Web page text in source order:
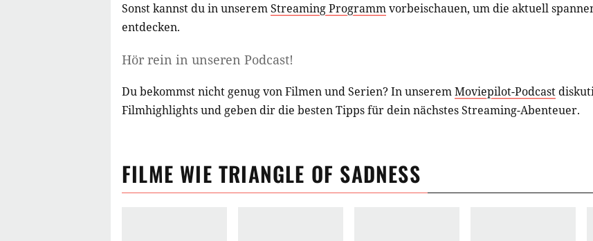
Sonst kannst du in unseremStreaming Programmvorbeischauen, um die aktuell
entdecken.
Hör rein in unseren Podcast!
Du bekommst nicht genug von Filmen und Serien? In unseremMoviepilot-Podcast
Filmhighlights und geben dir die besten Tipps für dein nächstes Streaming-Abenteuer.
FILME WIE TRIANGLE OF SADNESS